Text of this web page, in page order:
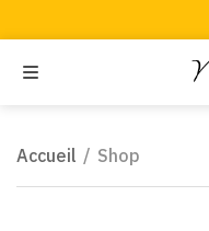
Achetez
MENU
Accueil / Shop